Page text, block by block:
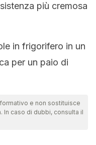
più cremosa
in frigorifero in un
per un paio di
e non sostituisce
In caso di dubbi, consulta il